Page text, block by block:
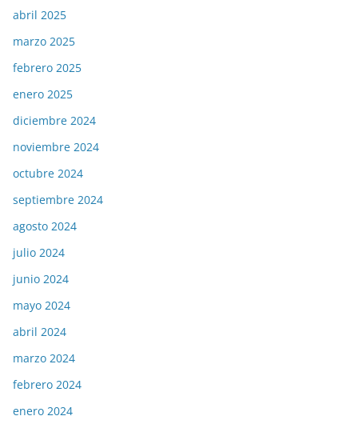
abril 2025
marzo 2025
febrero 2025
enero 2025
diciembre 2024
noviembre 2024
octubre 2024
septiembre 2024
agosto 2024
julio 2024
junio 2024
mayo 2024
abril 2024
marzo 2024
febrero 2024
enero 2024